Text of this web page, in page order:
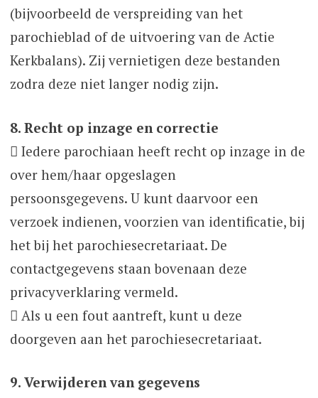
(bijvoorbeeld de verspreiding van het
parochieblad of de uitvoering van de Actie
Kerkbalans). Zij vernietigen deze bestanden
zodra deze niet langer nodig zijn.
8. Recht op inzage en correctie
 Iedere parochiaan heeft recht op inzage in de
over hem/haar opgeslagen
persoonsgegevens. U kunt daarvoor een
verzoek indienen, voorzien van identificatie, bij
het bij het parochiesecretariaat. De
contactgegevens staan bovenaan deze
privacyverklaring vermeld.
 Als u een fout aantreft, kunt u deze
doorgeven aan het parochiesecretariaat.
9. Verwijderen van gegevens